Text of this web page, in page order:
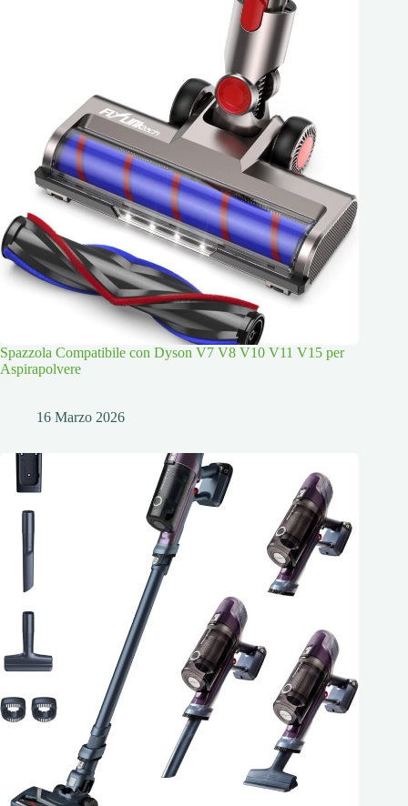
Spazzola Compatibile con Dyson V7 V8 V10 V11 V15 per
Aspirapolvere
16 Marzo 2026